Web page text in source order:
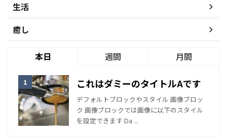
生活
癒し
本日 週間 月間
これはダミーのタイトルAです
デフォルトブロックやスタイル 画像ブロッ
ク 画像ブロックでは画像に以下のスタイル
を設定できます Da ...